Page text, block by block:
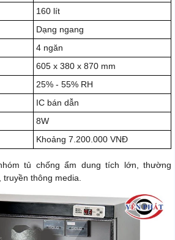
160 lít
Dạng ngang
4 ngăn
605 x 380 x 870 mm
25% - 55% RH
IC bán dẫn
8W
Khoảng 7.200.000 VNĐ
tủ chống ẩm dung tích lớn, thường
thông media.